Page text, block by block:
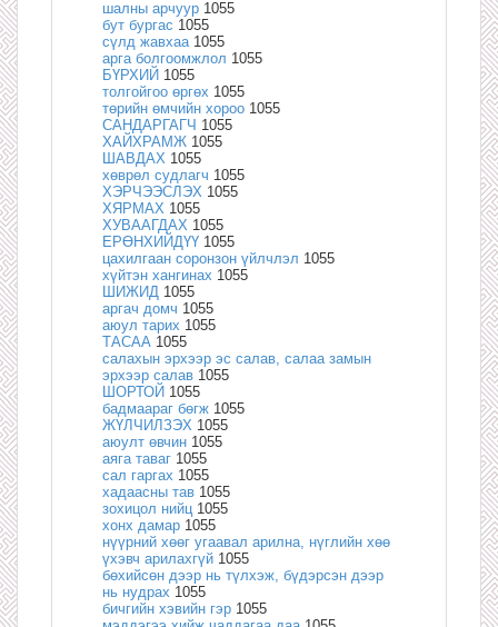
шалны арчуур 1055
бут бургас 1055
сүлд жавхаа 1055
арга болгоомжлол 1055
БҮРХИЙ 1055
толгойгоо өргөх 1055
төрийн өмчийн хороо 1055
САНДАРГАГЧ 1055
ХАЙХРАМЖ 1055
ШАВДАХ 1055
хөврөл судлагч 1055
ХЭРЧЭЭСЛЭХ 1055
ХЯРМАХ 1055
ХУВААГДАХ 1055
ЕРӨНХИЙДҮҮ 1055
цахилгаан соронзон үйлчлэл 1055
хүйтэн хангинах 1055
ШИЖИД 1055
аргач домч 1055
аюул тарих 1055
ТАСАА 1055
салахын эрхээр эс салав, салаа замын
эрхээр салав 1055
ШОРТОЙ 1055
бадмаараг бөгж 1055
ЖҮЛЧИЛЗЭХ 1055
аюулт өвчин 1055
аяга таваг 1055
сал гаргах 1055
хадаасны тав 1055
зохицол нийц 1055
хонх дамар 1055
нүүрний хөөг угаавал арилна, нүглийн хөө
үхэвч арилахгүй 1055
бөхийсөн дээр нь түлхэж, бүдэрсэн дээр
нь нудрах 1055
бичгийн хэвийн гэр 1055